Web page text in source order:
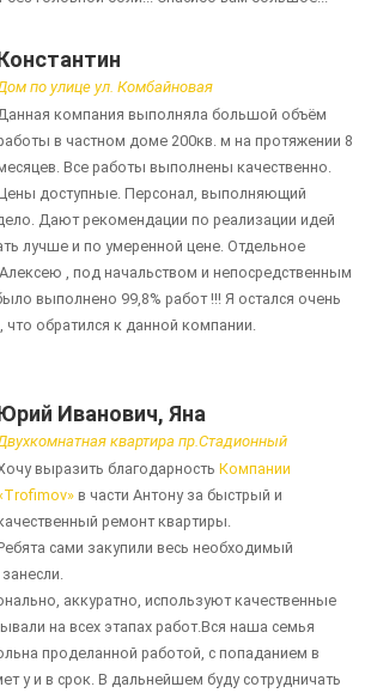
по улице ул. Комбайновая
Данная компания выполняла большой объём
в частном доме 200кв. м на протяжении 8
Все работы выполнены качественно.
доступные. Персонал, выполняющий
Дают рекомендации по реализации идей
лучше и по умеренной цене. Отдельное
, под начальством и непосредственным
выполнено 99,8% работ !!! Я остался очень
обратился к данной компании.
Иванович, Яна
квартира пр.Стадионный
выразить благодарность Компании
в части Антону за быстрый и
ремонт квартиры.
сами закупили весь необходимый
аккуратно, используют качественные
на всех этапах работ.Вся наша семья
проделанной работой, с попаданием в
у и в срок. В дальнейшем буду сотрудничать